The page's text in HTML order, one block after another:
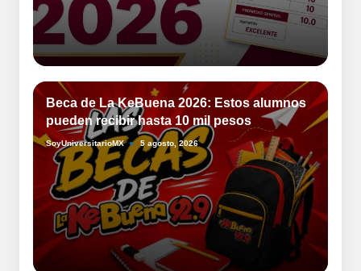
Beca de La KeBuena 2026: Estos alumnos
pueden recibir hasta 10 mil pesos
Publicado
por
SoyUniversitarioMX 5 agosto, 2026